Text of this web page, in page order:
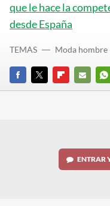
que le hace la
desde España
FACEBOOK
TWITTERFLIPBOARD
E-
TEMAS Moda hombre
ENTRAR